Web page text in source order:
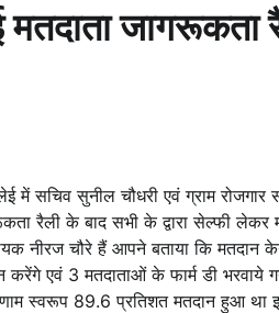
मतदाता जागरूकता
सचिव सुनील चौधरी एवं ग्राम
रैली के बाद सभी के द्वारा सेल्फी
नीरज चौरे हैं आपने बताया कि
एवं 3 मतदाताओं के फार्म डी भरवाये
स्वरूप 89.6 प्रतिशत मतदान हुआ